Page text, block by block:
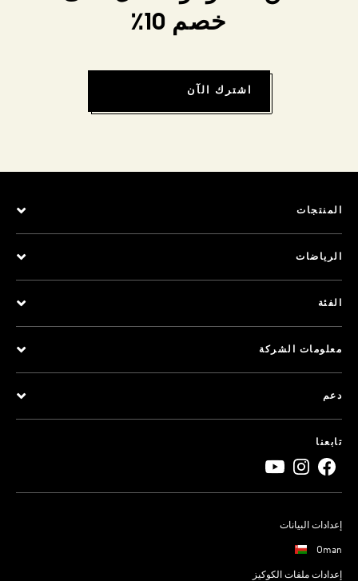
خصم 10٪
اشترك الآن
المنتجات
الرياضات
الفئة
معلومات الشركة
دعم
تابعنا
إعدادات البيانات
Oman
إعدادات ملفات الكوكيز